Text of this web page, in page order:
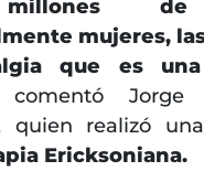
de
mujeres,
que es
Jorge
quien realizó
Ericksoniana.